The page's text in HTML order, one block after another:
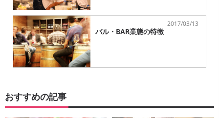
2017/03/13
バル・BAR業態の特徴
おすすめの記事